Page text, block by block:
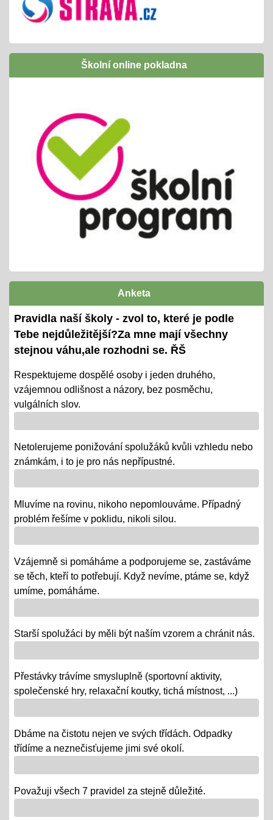
Inovativní vzdělávání /Šablony I OPJAK
01.09.2024
následně budeme žádat zapojení do Šablony
II OPJAK
Letní slavnost
25.06.2024
příprava tradiční celoškolní akce
propojeno do vrstevnického vyučování
variabilní termín dle počasí /25. nebo 26.6.
Pololetní zjišťování a vyhodnocování
výstupů ŠVP pro 2. pololetí
Ověřování výstupů vzd. k 1. pololetí
08.01.2024
- tradiční KP a TP od 8. 1. do 22. 1.
- termíny oznámeny na KOMENS
- DRŽÍME PĚSTI
Vánoce - tradiční projektová výuka
01.12.2018
- po celý ADVENT využijeme projektovou výuku v
letos bez JARMARKU, ale s vrstevnickou výukou ve
VV = "MALÍ UČÍ VELKÉ"
08.10.2018
- vědomostní a výtvarné soutěže
- školní rozhlasové vysílání
Výlety tříd, exkurze
12.06.2018
- od 18. 6. se "chystají" třídy za novými poznatky a
"Maturity" - IX.
06.06.2018
- 6. a 7. 6. = volná témata v prezentacích a "ústní" /
volba otázky - závěrečné zkoušky IX.
Školní online pokladna
Anketa
Pravidla naší školy - zvol to, které je podle
Tebe nejdůležitější?Za mne mají všechny
stejnou váhu,ale rozhodni se. ŘŠ
Respektujeme dospělé osoby i jeden druhého,
vzájemnou odlišnost a názory, bez posměchu,
vulgálních slov.
Netolerujeme ponižování spolužáků kvůli vzhledu nebo
známkám, i to je pro nás nepřípustné.
Mluvíme na rovinu, nikoho nepomlouváme. Případný
problém řešíme v poklidu, nikoli silou.
Vzájemně si pomáháme a podporujeme se, zastáváme
se těch, kteří to potřebují. Když nevíme, ptáme se, když
umíme, pomáháme.
Starší spolužáci by měli být naším vzorem a chránit nás.
Přestávky trávíme smysluplně (sportovní aktivity,
společenské hry, relaxační koutky, tichá místnost, ...)
Dbáme na čistotu nejen ve svých třídách. Odpadky
třídíme a neznečisťujeme jimi své okolí.
Považuji všech 7 pravidel za stejně důležité.